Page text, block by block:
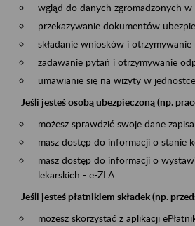
wgląd do danych zgromadzonych w
przekazywanie dokumentów
składanie wniosków i
zadawanie pytań i otrzymywanie
umawianie się na wizyty w
Jeśli jesteś osobą ubezpieczoną (np.
możesz sprawdzić swoje dane
masz dostęp do informacji o stanie
masz dostęp do informacji o
lekarskich - e-ZLA
Jeśli jesteś płatnikiem składek (np.
możesz skorzystać z aplikacji